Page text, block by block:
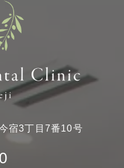
宿3丁目7番10号